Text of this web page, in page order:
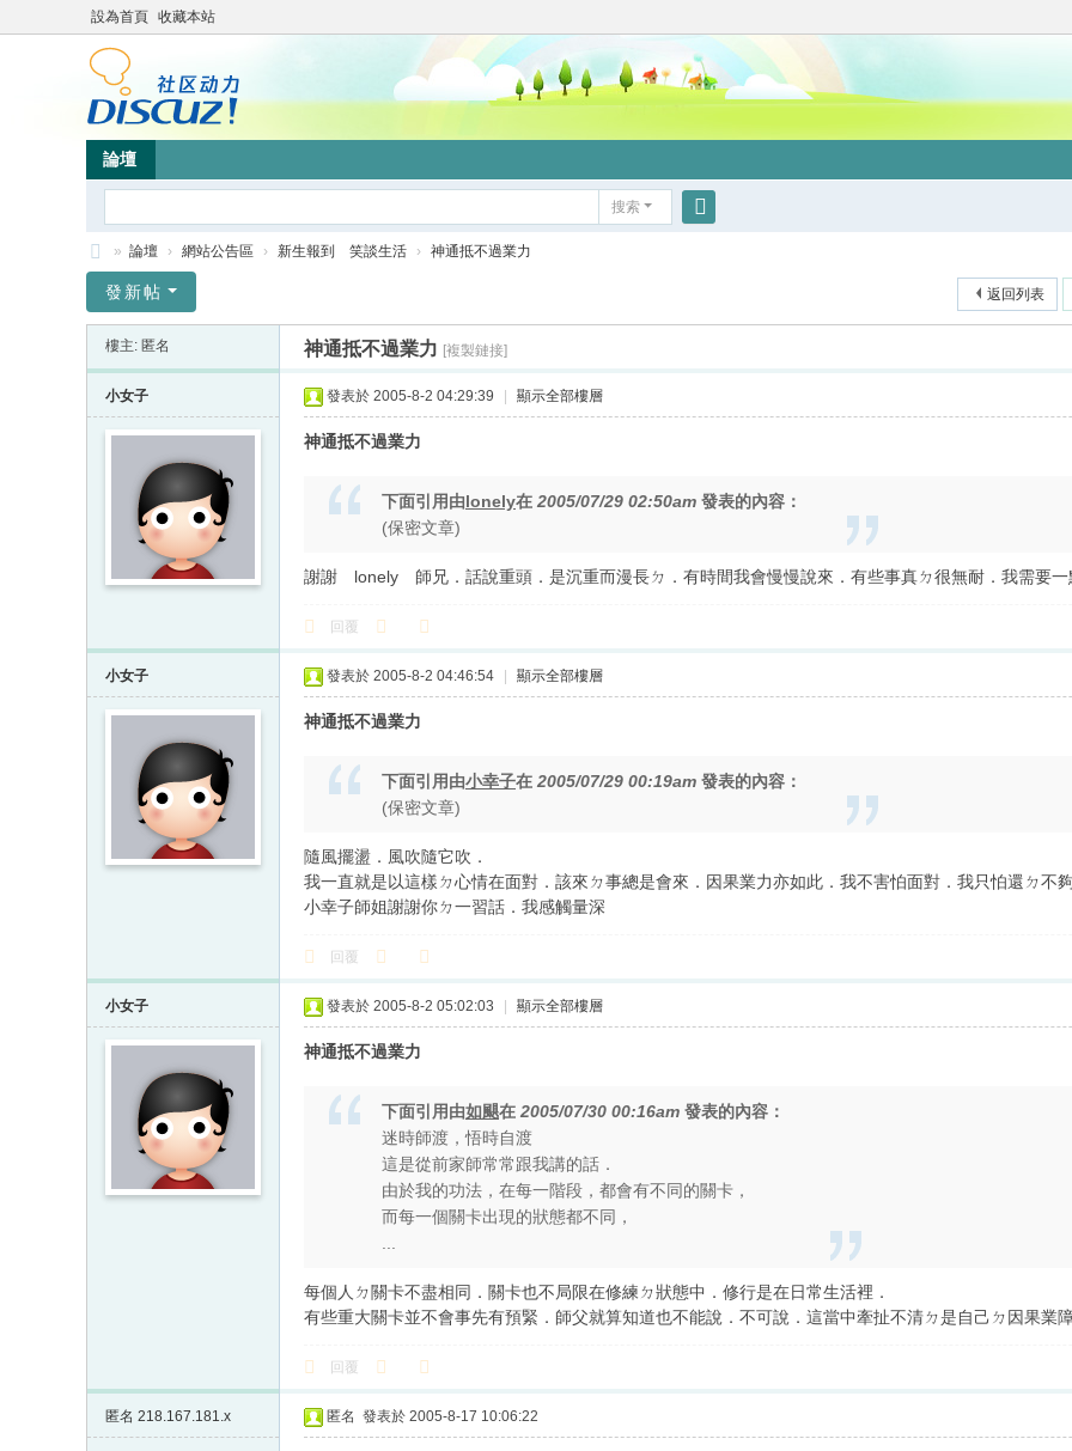
設為首頁 收藏本站
論壇
搜索
竹
» 論壇 › 網站公告區 › 新生報到 笑談生活 › 神通抵不過業力
返回列表
發新帖
樓主: 匿名 神通抵不過業力 [複製鏈接]
小女子 發表於 2005-8-2 04:29:39 顯示全部樓層
神通抵不過業力
下面引用由lonely在 2005/07/29 02:50am 發表的內容：
(保密文章)
謝謝 lonely 師兄．話說重頭．是沉重而漫長ㄉ．有時間我會慢慢說來．有些事真ㄉ很無耐．我需要一
回覆
小女子 發表於 2005-8-2 04:46:54 顯示全部樓層
神通抵不過業力
下面引用由小幸子在 2005/07/29 00:19am 發表的內容：
(保密文章)
隨風擺盪．風吹隨它吹．
我一直就是以這樣ㄉ心情在面對．該來ㄉ事總是會來．因果業力亦如此．我不害怕面對．我只怕還ㄉ不夠
小幸子師姐謝謝你ㄉ一習話．我感觸量深
回覆
小女子 發表於 2005-8-2 05:02:03 顯示全部樓層
神通抵不過業力
下面引用由如颶在 2005/07/30 00:16am 發表的內容：
迷時師渡，悟時自渡
這是從前家師常常跟我講的話．
由於我的功法，在每一階段，都會有不同的關卡，
而每一個關卡出現的狀態都不同，
每個人ㄉ關卡不盡相同．關卡也不局限在修練ㄉ狀態中．修行是在日常生活裡．
有些重大關卡並不會事先有預緊．師父就算知道也不能說．不可說．這當中牽扯不清ㄉ是自己ㄉ因果業
回覆
匿名 218.167.181.x 匿名 發表於 2005-8-17 10:06:22